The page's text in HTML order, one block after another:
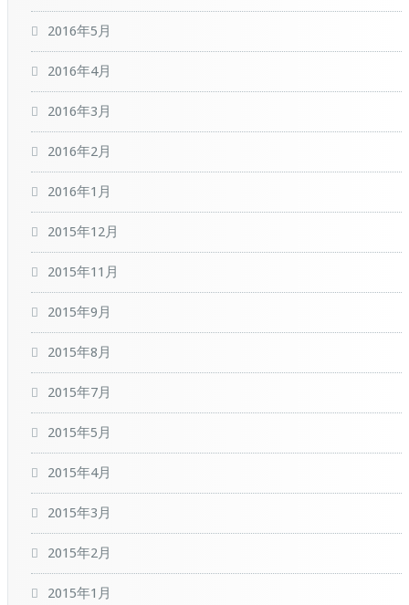
2016年5月
2016年4月
2016年3月
2016年2月
2016年1月
2015年12月
2015年11月
2015年9月
2015年8月
2015年7月
2015年5月
2015年4月
2015年3月
2015年2月
2015年1月